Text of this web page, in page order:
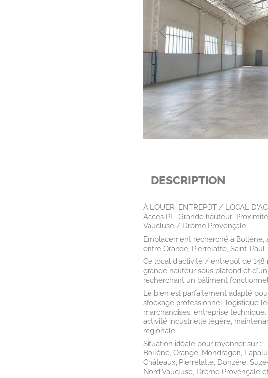
DESCRIPTION
À LOUER  ENTREPÔT / LOCAL
Accès PL  Grande hauteur 
Vaucluse / Drôme Provençale
Emplacement recherché à Bollène,
entre Orange, Pierrelatte, Saint-
Ce local d'activité / entrepôt de 148
grande hauteur sous plafond et
recherchant un bâtiment
Le bien est parfaitement adapté
stockage professionnel, logistique
marchandises, entreprise
activité industrielle légère,
régionale.
Situation idéale pour rayonner sur :
Bollène, Orange, Mondragon,
Châteaux, Pierrelatte, Donzère,
Nord Vaucluse, Drôme Provençale